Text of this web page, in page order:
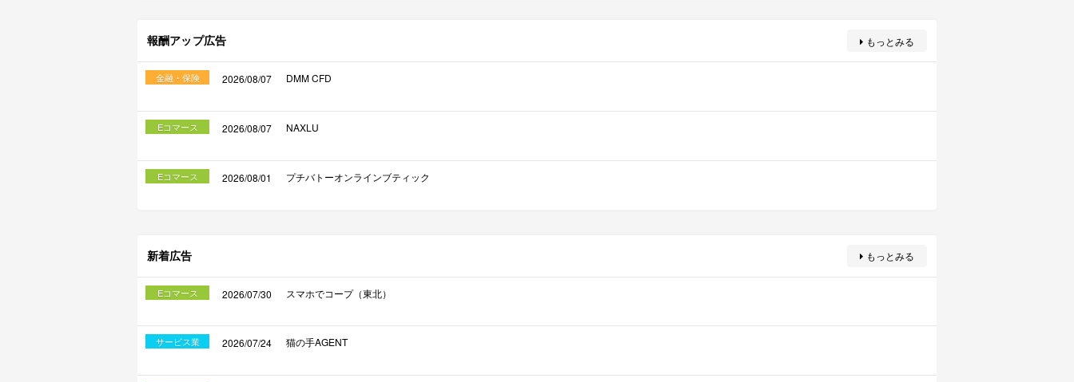
報酬アップ広告 もっとみる
金融・保険 2026/08/07 DMM CFD
Eコマース 2026/08/07 NAXLU
Eコマース 2026/08/01 プチバトーオンラインブティック
新着広告 もっとみる
Eコマース 2026/07/30 スマホでコープ（東北）
サービス業 2026/07/24 猫の手AGENT